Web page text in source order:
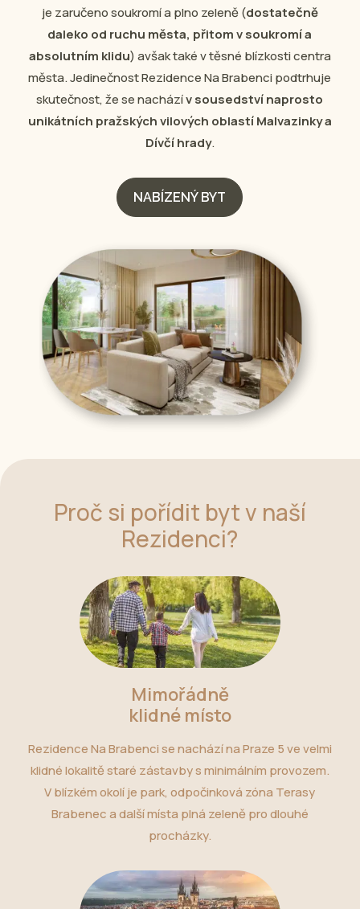
je zaručeno soukromí a plno zeleně (dostatečně
daleko od ruchu města, přitom v soukromí a
absolutním klidu) avšak také v těsné blízkosti centra
města. Jedinečnost Rezidence Na Brabenci podtrhuje
skutečnost, že se nacházív sousedství naprosto
unikátních pražských vilových oblastí Malvazinky a
Dívčí hrady.
NABÍZENÝ BYT
Proč si pořídit byt v naší
Rezidenci?
Mimořádně
klidné místo
Rezidence Na Brabenci se nachází na Praze 5 ve velmi
klidné lokalitě staré zástavby s minimálním provozem.
V blízkém okolí je park, odpočinková zóna Terasy
Brabenec a další místa plná zeleně pro dlouhé
procházky.